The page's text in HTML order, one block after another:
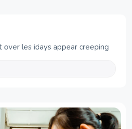
les idays appear creeping